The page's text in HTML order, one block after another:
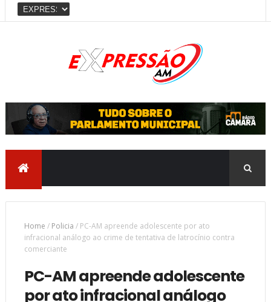
Home / Policia / PC-AM apreende adolescente por ato
infracional análogo ao crime de tentativa de latrocínio contra
comerciante
PC-AM apreende adolescente
por ato infracional análogo